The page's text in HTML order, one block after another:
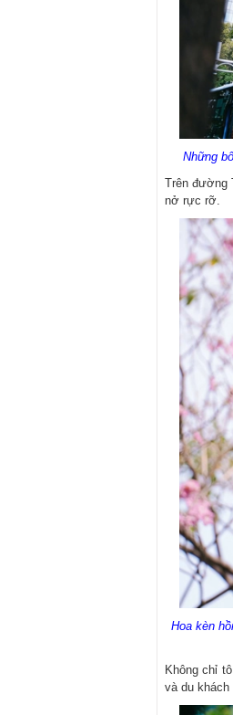
Những
Trên đường
nở rực rỡ.
Hoa kèn
Không chỉ
và du